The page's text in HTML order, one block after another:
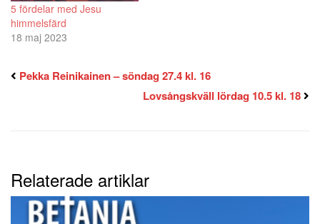
5 fördelar med Jesu
himmelsfärd
18 maj 2023
Pekka Reinikainen – söndag 27.4 kl. 16
Lovsångskväll lördag 10.5 kl. 18
Relaterade artiklar